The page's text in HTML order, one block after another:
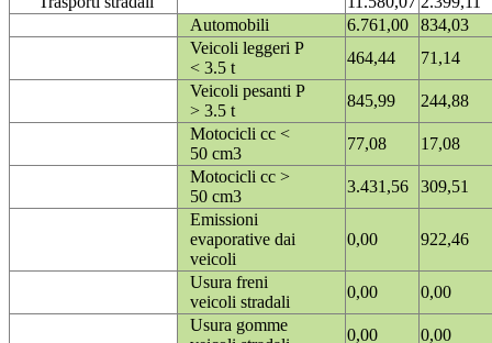
Automobili
6.761,00
834,03
Veicoli leggeri P
< 3.5 t
464,44
71,14
Veicoli pesanti P
> 3.5 t
845,99
244,88
Motocicli cc <
50 cm3
77,08
17,08
Motocicli cc >
50 cm3
3.431,56
309,51
Emissioni
evaporative dai
veicoli
0,00 922,46
Usura freni
veicoli stradali
0,00
0,00
Usura gomme
0,00
0,00